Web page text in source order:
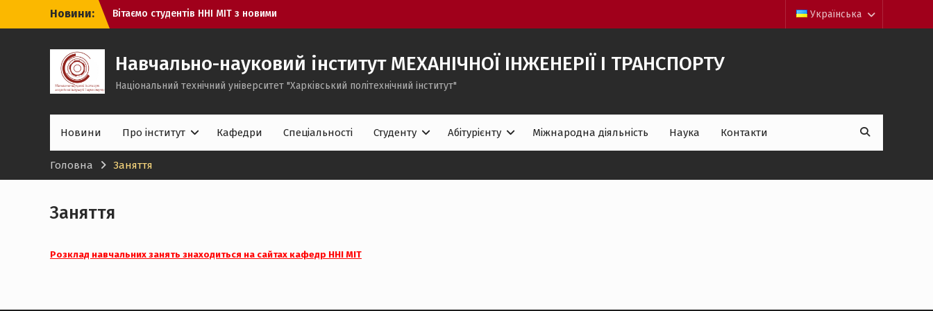
Новини:
Вітаємо студентів ННІ МІТ з новими
здобутками!
Українська
Навчально-науковий інститут МЕХАНІЧНОЇ ІНЖЕНЕРІЇ І ТРАНСПОРТУ
Національний технічний університет "Харківський політехнічний iнститут"
Новини Про інститут Кафедри Спеціальності Студенту Абітурієнту Міжнародна діяльність Наука Контакти 
Головна Заняття
Заняття
Розклад навчальних занять знаходиться на сайтах кафедр ННІ МІТ